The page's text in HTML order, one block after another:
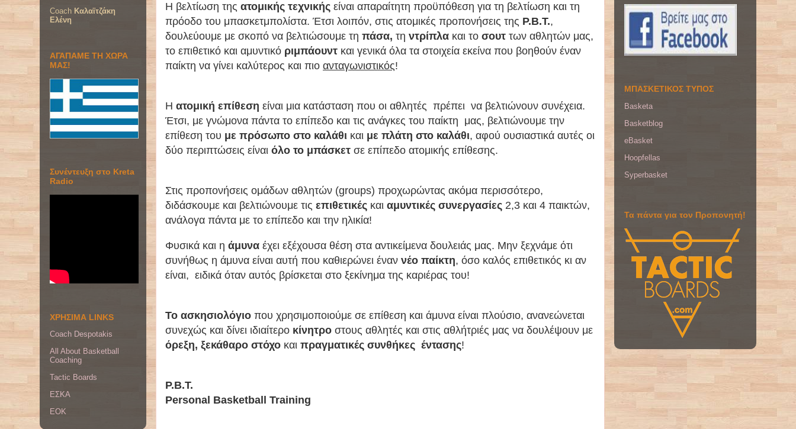
Η βελτίωση της ατομικής τεχνικής είναι απαραίτητη προϋπόθεση για τη βελτίωση και τη
πρόοδο του μπασκετμπολίστα. Έτσι λοιπόν, στις ατομικές προπονήσεις της P.B.T.,
δουλεύουμε με σκοπό να βελτιώσουμε τη πάσα, τη ντρίπλα και το σουτ των αθλητών μας,
το επιθετικό και αμυντικό ριμπάουντ και γενικά όλα τα στοιχεία εκείνα που βοηθούν έναν
παίκτη να γίνει καλύτερος και πιο ανταγωνιστικός!
Η ατομική επίθεση είναι μια κατάσταση που οι αθλητές πρέπει να βελτιώνουν συνέχεια.
Έτσι, με γνώμονα πάντα το επίπεδο και τις ανάγκες του παίκτη μας, βελτιώνουμε την
επίθεση του με πρόσωπο στο καλάθι και με πλάτη στο καλάθι, αφού ουσιαστικά αυτές οι
δύο περιπτώσεις είναι όλο το μπάσκετ σε επίπεδο ατομικής επίθεσης.
Στις προπονήσεις ομάδων αθλητών (groups) προχωρώντας ακόμα περισσότερο,
διδάσκουμε και βελτιώνουμε τις επιθετικές και αμυντικές συνεργασίες 2,3 και 4 παικτών,
ανάλογα πάντα με το επίπεδο και την ηλικία!
Φυσικά και η άμυνα έχει εξέχουσα θέση στα αντικείμενα δουλειάς μας. Μην ξεχνάμε ότι
συνήθως η άμυνα είναι αυτή που καθιερώνει έναν νέο παίκτη, όσο καλός επιθετικός κι αν
είναι, ειδικά όταν αυτός βρίσκεται στο ξεκίνημα της καριέρας του!
Το ασκησιολόγιο που χρησιμοποιούμε σε επίθεση και άμυνα είναι πλούσιο, ανανεώνεται
συνεχώς και δίνει ιδιαίτερο κίνητρο στους αθλητές και στις αθλήτριές μας να δουλέψουν με
όρεξη, ξεκάθαρο στόχο και πραγματικές συνθήκες έντασης!
P.B.T.
Personal Basketball Training
Coach Καλαϊτζάκη
Ελένη
ΑΓΑΠΑΜΕ ΤΗ ΧΩΡΑ
ΜΑΣ!
Συνέντευξη στο Kreta
Radio
ΧΡΗΣΙΜΑ LINKS
Coach Despotakis
All About Basketball
Coaching
Tactic Boards
ΕΣΚΑ
EOK
ΜΠΑΣΚΕΤΙΚΟΣ ΤΥΠΟΣ
Basketa
Basketblog
eBasket
Hoopfellas
Syperbasket
Τα πάντα για τον Προπονητή!